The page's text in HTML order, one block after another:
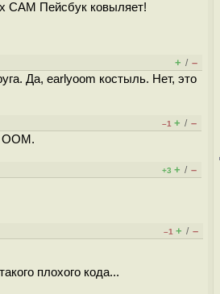
САМ Пейсбук ковыляет!
+ / –
Да, earlyoom костыль. Нет, это
–1 + / –
+3 + / –
–1 + / –
плохого кода...